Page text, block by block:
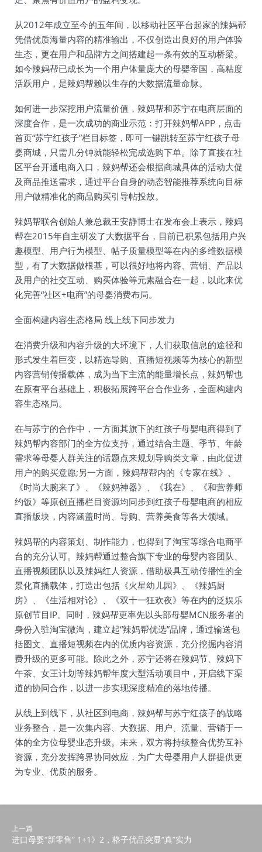
从2012年成立至今的五年间，以移动社区平台起家的辣妈帮
凭借优质海量内容的精准输出，不仅创造出良好的用户体验
生态，更在用户和品牌方之间搭建起一条有效的互动桥梁。
如今辣妈帮已成长为一个用户体量庞大的母婴帝国，高粘度
活跃用户，是辣妈帮赖以生存的大数据流量命脉。
如何进一步深挖用户流量价值，辣妈帮和苏宁在电商层面的
深度合作，是一次成功的商业示范：打开辣妈帮APP，点击
首页“苏宁红孩子”栏目标签，即可一键跳转至苏宁红孩子母
婴商城，只需几分钟就能轻松完成选购下单。除了直接在社
区平台开通电商入口，辣妈帮还会根据商城具体的活动大促
及商品推送需求，通过平台自身的动态智能推荐系统向目标
用户做精准化的商品购买引导帖投放。
辣妈帮联合创始人兼总裁王安静博士在发布会上表示，辣妈
帮在2015年自主研发了大数据平台，目前已积累包括用户兴
趣模型、用户行为模型、帖子质量模型等在内的多维数据模
型，有了大数据做根基，可以很好地将内容、营销、产品以
及用户的社交互动、购买体验等元素融合在一起，以此来优
化完善“社区+电商”的母婴消费布局。
全面构建内容生态格局 线上线下同步发力
在消费升级和内容升级的大环境下，人们获取信息的途径和
形式发生着巨变，以精选导购、直播短视频等为核心的新型
内容营销传播载体，成为当下主流的能量增长点，辣妈帮也
在原有平台基础上，积极拓展跨平台合作业务，全面构建内
容生态格局。
在与苏宁的合作中，一方面其旗下的红孩子母婴电商得到了
辣妈帮内容部门的全方位支持，通过结合主题、季节、年龄
需求等母婴人群关注的话题点来规划导购类文章，由此促进
用户的购买意愿;另一方面，辣妈帮帮内的《专家在线》、
《时尚大腕来了》、《辣妈神器》、《我在》、《和营养师
约饭》等原创直播栏目资源均同步到红孩子母婴电商的相应
直播版块，内容涵盖时尚、导购、营养美食等各大领域。
辣妈帮的内容策划、制作能力，也得到了淘宝等综合电商平
台的充分认可。辣妈帮通过整合旗下专业的母婴内容团队、
直播视频团队以及辣妈红人资源，借助极具互动传播性的全
景化直播载体，打造出包括《火星幼儿园》、《辣妈厨
房》、《生活相对论》、《双十一狂欢夜》等在内的泛娱乐
原创节目IP。同时，辣妈帮更率先以头部母婴MCN服务者的
身份入驻淘宝微淘，建立起“辣妈帮优选”品牌，通过输送包
括图文、直播短视频在内的优质内容资源，充分挖掘内容消
费升级的更多可能。除此之外，苏宁还将在辣妈节、辣妈下
午茶、女王计划等辣妈帮年度大型活动项目中，开启线下渠
道的协同合作，以进一步实现深度精准的落地传播。
从线上到线下，从社区到电商，辣妈帮与苏宁红孩子的战略
业务整合，是一次集内容、大数据、用户、流量、营销于一
体的全方位母婴业态升级。未来，双方将持续整合优势互补
资源，充分发挥跨界协同效应，为广大母婴用户人群提供更
为专业、优质的服务。
上一篇
进口母婴“新零售” 1+1》2，格子优品突显“真”实力